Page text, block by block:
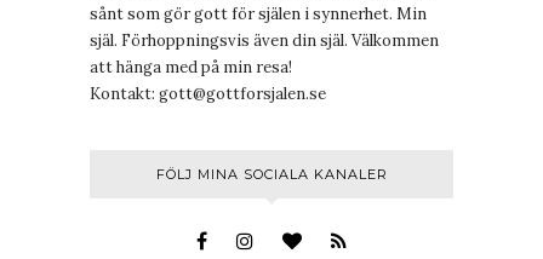
sånt som gör gott för själen i synnerhet. Min
själ. Förhoppningsvis även din själ. Välkommen
att hänga med på min resa!
Kontakt: gott@gottforsjalen.se
FÖLJ MINA SOCIALA KANALER